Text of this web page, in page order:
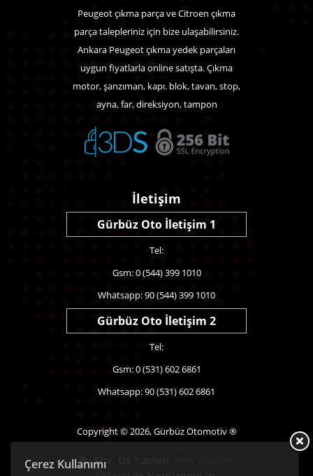
Çerez Kullanımı
Peugeot çıkma parça ve Citroen çıkma
parça talepleriniz için bize ulaşabilirsiniz.
Ankara Peugeot çıkma yedek parçaları
uygun fiyatlarla online satışta. Çıkma
motor, şanzıman, kapı. blok, tavan, stop,
ayna, far, direksiyon, tampon
İletişim
Gürbüz Oto İletişim 1
Tel:
Gsm: 0 (544) 399 1010
Whatsapp: 90 (544) 399 1010
Gürbüz Oto İletişim 2
Tel:
Gsm: 0 (531) 602 6861
Whatsapp: 90 (531) 602 6861
Copyright © 2026, Gürbüz Otomotiv ®
Bu Site,